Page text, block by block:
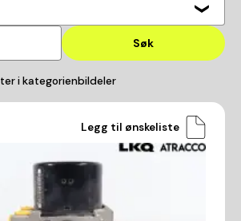
Søk
i kategorienbildeler
Legg til ønskeliste